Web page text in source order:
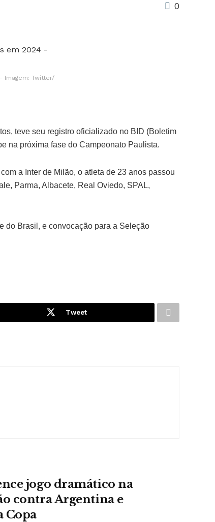
0
Imagem: Twitter/
teve seu registro oficializado no BID (Boletim
na próxima fase do Campeonato Paulista.
a Inter de Milão, o atleta de 23 anos passou
Parma, Albacete, Real Oviedo, SPAL,
do Brasil, e convocação para a Seleção
Tweet
jogo dramático na
contra Argentina e
Copa